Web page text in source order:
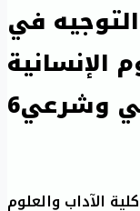
في
الإنسانية
وشرعي6
الآداب والعلوم